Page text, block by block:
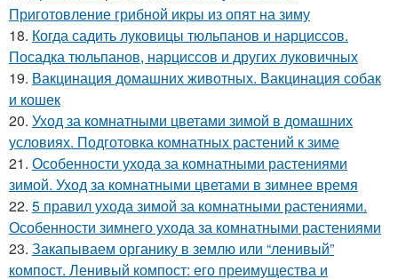
Приготовление грибной икры из опят на зиму
18. Когда садить луковицы тюльпанов и нарциссов.
Посадка тюльпанов, нарциссов и других луковичных
19. Вакцинация домашних животных. Вакцинация собак
и кошек
20. Уход за комнатными цветами зимой в домашних
условиях. Подготовка комнатных растений к зиме
21. Особенности ухода за комнатными растениями
зимой. Уход за комнатными цветами в зимнее время
22. 5 правил ухода зимой за комнатными растениями.
Особенности зимнего ухода за комнатными растениями
23. Закапываем органику в землю или “ленивый”
компост. Ленивый компост: его преимущества и